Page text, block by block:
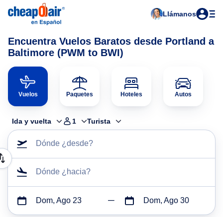
Llámanos
Encuentra Vuelos Baratos desde Portland a
Baltimore (PWM to BWI)
Vuelos Paquetes Hoteles Autos
Ida y vuelta 1 Turista
Dónde ¿desde?
Dónde ¿hacia?
Dom, Ago 23 Dom, Ago 30